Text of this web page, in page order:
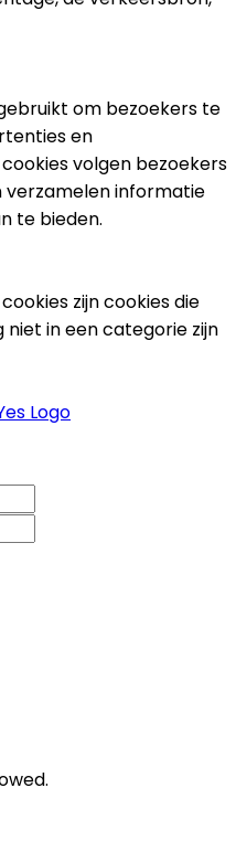
om bezoekers te
en
volgen bezoekers
verzamelen informatie
te bieden.
zijn cookies die
in een categorie zijn